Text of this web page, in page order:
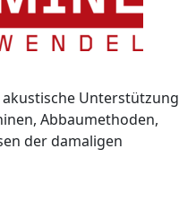
Unterstützung
Abbaumethoden,
der damaligen